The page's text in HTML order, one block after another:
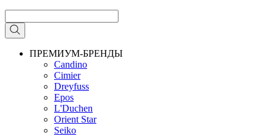
ПРЕМИУМ-БРЕНДЫ
Candino
Cimier
Dreyfuss
Epos
L'Duchen
Orient Star
Seiko